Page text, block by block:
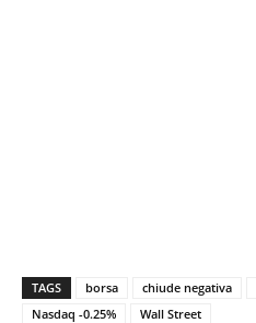
TAGS borsa chiude negativa
Nasdaq -0.25%
Wall Street